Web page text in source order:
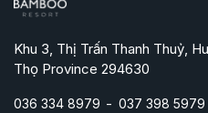
Khu 3, Thị Trấn Thanh Thuỷ,
Thọ Province 294630
036 334 8979 - 037 398 5979